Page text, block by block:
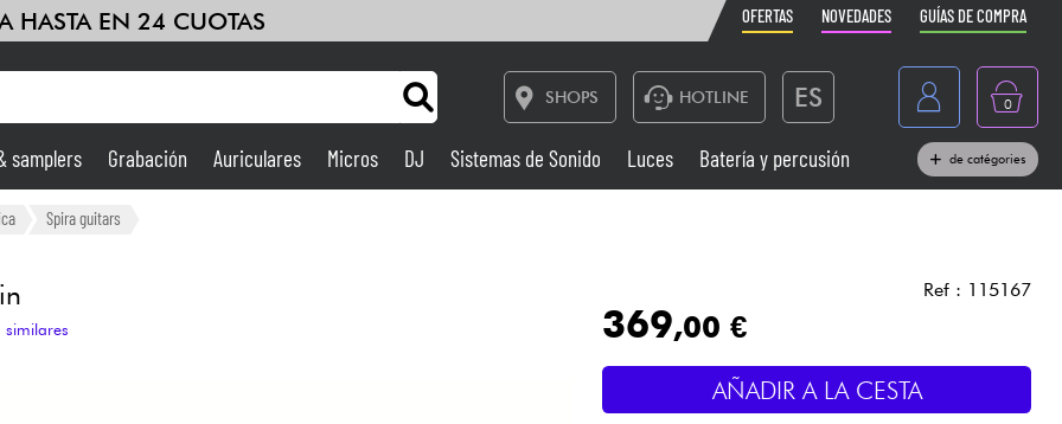
HASTA EN 24 CUOTAS OFERTAS NOVEDADES GUÍAS DE COMPRA
SHOPS HOTLINE ES
France
Belgique
Nederland
0
Ampli & Efectos
Sistemas de Sonido
Vientos
samplers Grabación Auriculares Micros DJ Sistemas de Sonido Luces Batería y percusión de catégories
Spira guitars
similares
Ref : 115167
369,00 €
AÑADIR A LA CESTA